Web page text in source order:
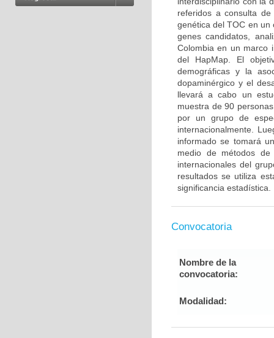
referidos a consulta
genética del TOC en un
genes candidatos,
Colombia en un marco
del HapMap. El
demográficas y la
dopaminérgico y el
llevará a cabo un
muestra de 90
por un grupo de
internacionalmente.
informado se tomará
medio de métodos de
internacionales del
resultados se utiliza
significancia estadística.
Convocatoria
Nombre de la
convocatoria:
Modalidad: